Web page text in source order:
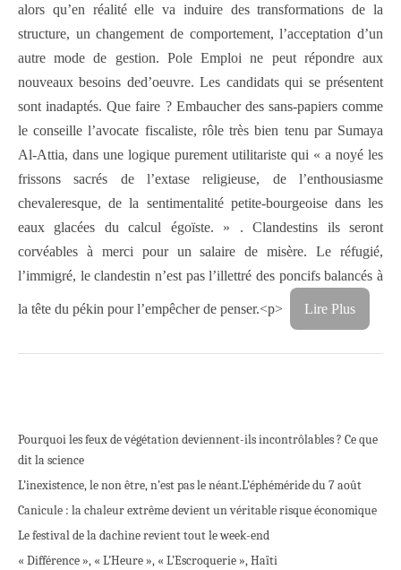
alors qu’en réalité elle va induire des transformations de la
structure, un changement de comportement, l’acceptation d’un
autre mode de gestion. Pole Emploi ne peut répondre aux
nouveaux besoins ded’oeuvre. Les candidats qui se présentent
sont inadaptés. Que faire ? Embaucher des sans-papiers comme
le conseille l’avocate fiscaliste, rôle très bien tenu par Sumaya
Al-Attia, dans une logique purement utilitariste qui « a noyé les
frissons sacrés de l’extase religieuse, de l’enthousiasme
chevaleresque, de la sentimentalité petite-bourgeoise dans les
eaux glacées du calcul égoïste. » . Clandestins ils seront
corvéables à merci pour un salaire de misère. Le réfugié,
l’immigré, le clandestin n’est pas l’illettré des poncifs balancés à
la tête du pékin pour l’empêcher de penser.<p> Lire Plus
Pourquoi les feux de végétation deviennent-ils incontrôlables ? Ce que
dit la science
L’inexistence, le non être, n’est pas le néant.L’éphéméride du 7 août
Canicule : la chaleur extrême devient un véritable risque économique
Le festival de la dachine revient tout le week-end
« Différence », « L’Heure », « L’Escroquerie », Haïti